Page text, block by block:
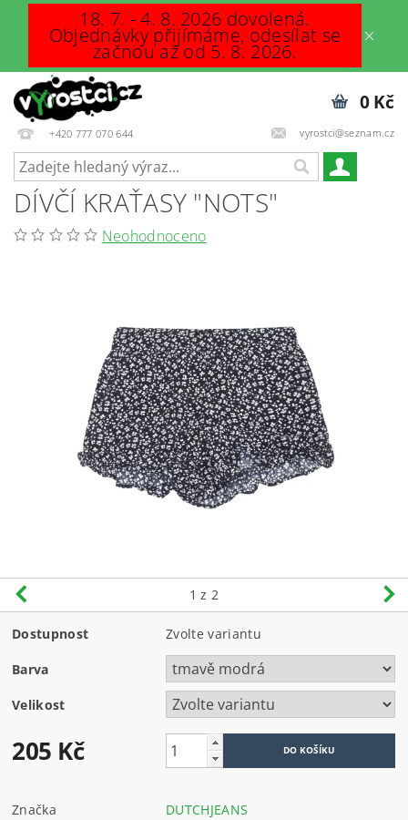
18. 7. - 4. 8. 2026 dovolená.
Objednávky přijímáme, odesílat se
začnou až od 5. 8. 2026.
+420 777 070 644 vyrostci@seznam.cz
0 Kč
DÍVČÍ KRAŤASY "NOTS"
Neohodnoceno
1 z 2
Dostupnost Zvolte variantu
Barva
Velikost
205 Kč
Značka
DUTCHJEANS